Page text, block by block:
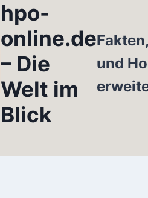
hpo-
online.de
– Die
Welt im
Blick
und